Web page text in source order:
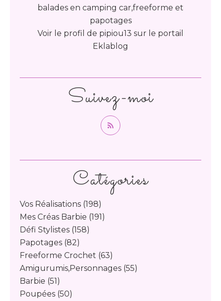
Catégories
Vos Réalisations (198)
Mes Créas Barbie (191)
Défi Stylistes (158)
Papotages (82)
Freeforme Crochet (63)
Amigurumis,personnages (55)
Barbie (51)
Poupées (50)
balades en camping car,freeforme et
papotages
Voir le profil de pipiou13 sur le portail
Eklablog
Suivez-moi